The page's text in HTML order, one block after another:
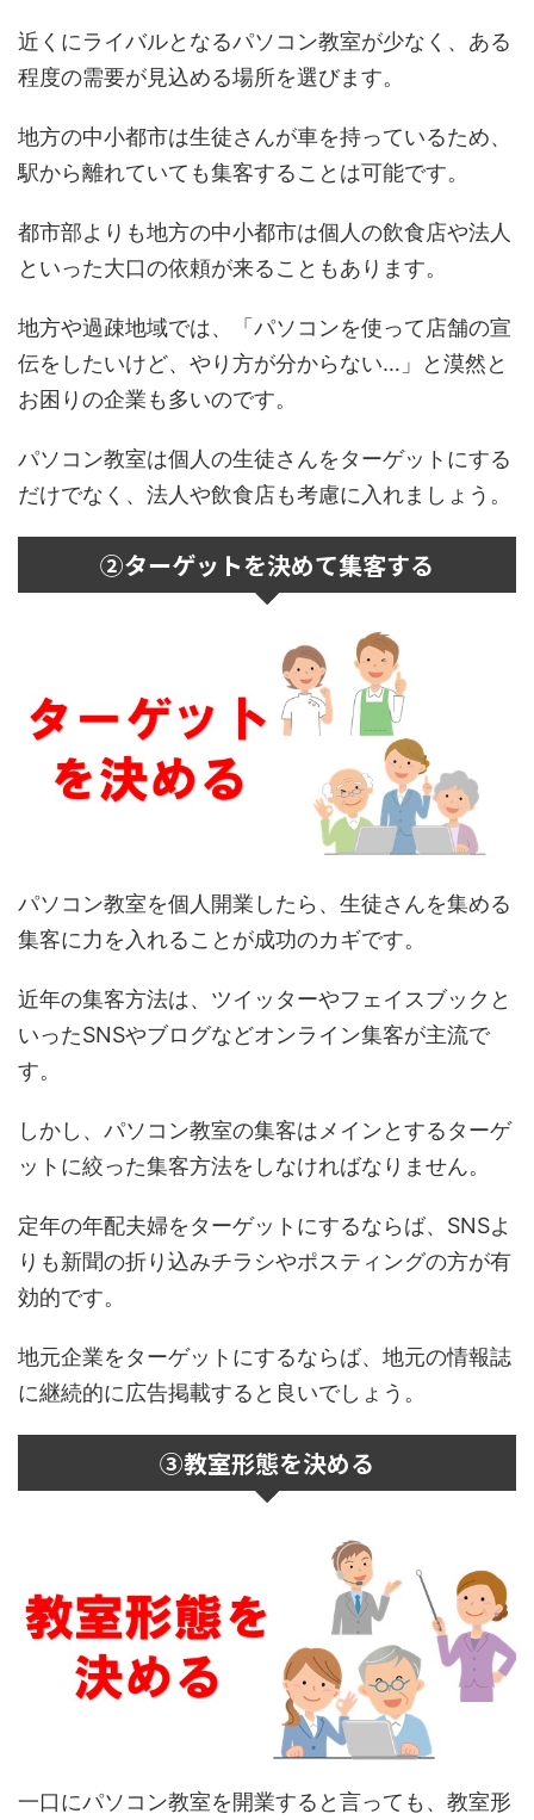
近くにライバルとなるパソコン教室が少なく、ある
程度の需要が見込める場所を選びます。
地方の中小都市は生徒さんが車を持っているため、
駅から離れていても集客することは可能です。
都市部よりも地方の中小都市は個人の飲食店や法人
といった大口の依頼が来ることもあります。
地方や過疎地域では、「パソコンを使って店舗の宣
伝をしたいけど、やり方が分からない…」と漠然と
お困りの企業も多いのです。
パソコン教室は個人の生徒さんをターゲットにする
だけでなく、法人や飲食店も考慮に入れましょう。
②ターゲットを決めて集客する
パソコン教室を個人開業したら、生徒さんを集める
集客に力を入れることが成功のカギです。
近年の集客方法は、ツイッターやフェイスブックと
いったSNSやブログなどオンライン集客が主流で
す。
しかし、パソコン教室の集客はメインとするターゲ
ットに絞った集客方法をしなければなりません。
定年の年配夫婦をターゲットにするならば、SNSよ
りも新聞の折り込みチラシやポスティングの方が有
効的です。
地元企業をターゲットにするならば、地元の情報誌
に継続的に広告掲載すると良いでしょう。
③教室形態を決める
一口にパソコン教室を開業すると言っても、教室形